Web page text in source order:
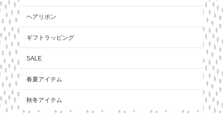
ヘアリボン
ギフトラッピング
SALE
春夏アイテム
秋冬アイテム